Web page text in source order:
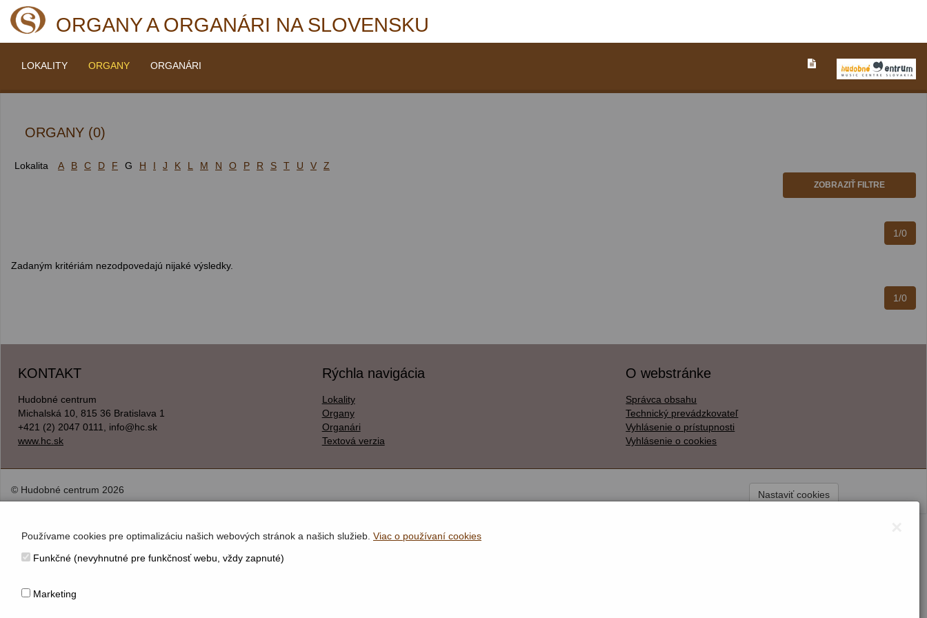
ORGANY A ORGANÁRI NA SLOVENSKU
LOKALITY ORGANY ORGANÁRI
ORGANY (0)
Lokalita A B C D F G H I J K L M N O P R S T U V Z
ZOBRAZIŤ FILTRE
1/0
Zadaným kritériám nezodpovedajú nijaké výsledky.
1/0
KONTAKT
Hudobné centrum
Michalská 10, 815 36 Bratislava 1
+421 (2) 2047 0111, info@hc.sk
www.hc.sk
Rýchla navigácia
Lokality
Organy
Organári
Textová verzia
O webstránke
Správca obsahu
Technický prevádzkovateľ
Vyhlásenie o prístupnosti
Vyhlásenie o cookies
© Hudobné centrum 2026 Nastaviť cookies
Používame cookies pre optimalizáciu našich webových stránok a našich služieb. Viac o používaní cookies
Funkčné (nevyhnutné pre funkčnosť webu, vždy zapnuté)
Marketing